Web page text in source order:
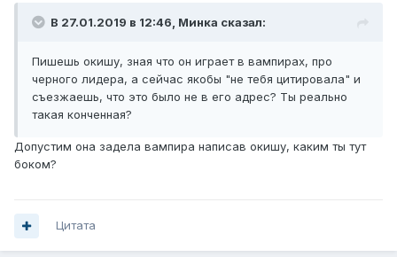
В 27.01.2019 в 12:46, Минка сказал:
Пишешь окишу, зная что он играет в вампирах, про
черного лидера, а сейчас якобы "не тебя цитировала" и
съезжаешь, что это было не в его адрес? Ты реально
такая конченная?
Допустим она задела вампира написав окишу, каким ты тут
боком?
Цитата